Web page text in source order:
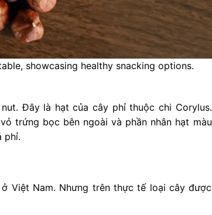
showcasing healthy snacking options.
Đây là hạt của cây phỉ thuộc chi Corylus.
trứng bọc bên ngoài và phần nhân hạt màu
phỉ.
Việt Nam. Nhưng trên thực tế loại cây được